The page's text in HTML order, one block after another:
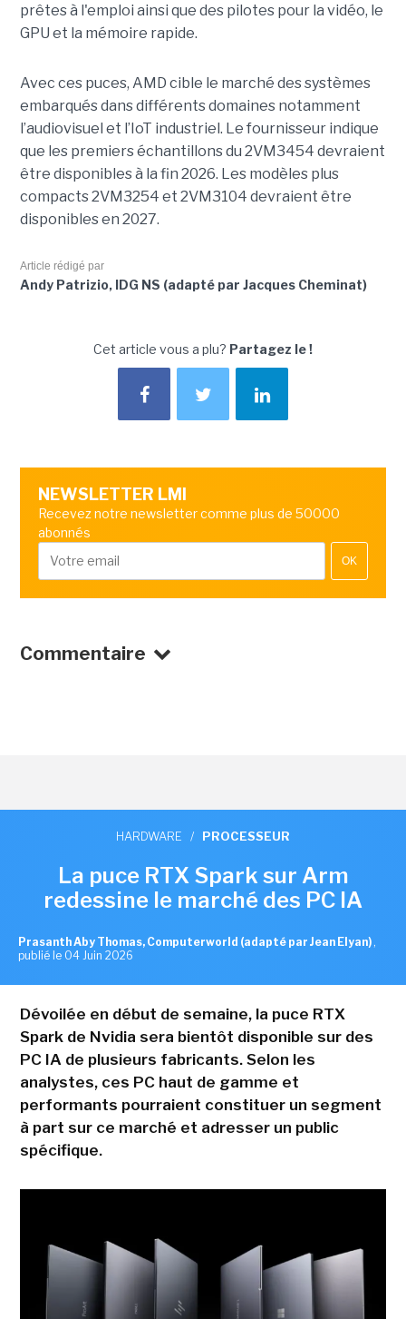
prêtes à l'emploi ainsi que des pilotes pour la vidéo, le
GPU et la mémoire rapide.
Avec ces puces, AMD cible le marché des systèmes
embarqués dans différents domaines notamment
l’audiovisuel et l’IoT industriel. Le fournisseur indique
que les premiers échantillons du 2VM3454 devraient
être disponibles à la fin 2026. Les modèles plus
compacts 2VM3254 et 2VM3104 devraient être
disponibles en 2027.
Article rédigé par
Andy Patrizio, IDG NS (adapté par Jacques Cheminat)
Cet article vous a plu? Partagez le !
NEWSLETTER LMI
Recevez notre newsletter comme plus de 50000
abonnés
OK
Commentaire
HARDWARE / PROCESSEUR
La puce RTX Spark sur Arm
redessine le marché des PC IA
Prasanth Aby Thomas, Computerworld (adapté par Jean Elyan) ,
publié le 04 Juin 2026
Dévoilée en début de semaine, la puce RTX
Spark de Nvidia sera bientôt disponible sur des
PC IA de plusieurs fabricants. Selon les
analystes, ces PC haut de gamme et
performants pourraient constituer un segment
à part sur ce marché et adresser un public
spécifique.